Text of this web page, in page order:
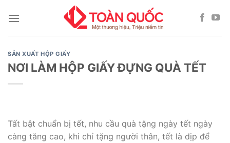
SẢN XUẤT HỘP GIẤY
NƠI LÀM HỘP GIẤY ĐỰNG QUÀ TẾT
Tất bật chuẩn bị tết, nhu cầu quà tặng ngày tết ngày
càng tăng cao, khi chỉ tặng người thân, tết là dịp để